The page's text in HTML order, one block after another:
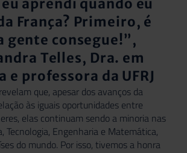
eu aprendi quando eu
França? Primeiro, é
gente consegue!”,
Telles, Dra. em
e professora da UFRJ
que, apesar dos avanços da
às iguais oportunidades entre
elas continuam sendo a minoria nas
Tecnologia, Engenharia e Matemática,
do mundo. Por isso, tivemos a honra